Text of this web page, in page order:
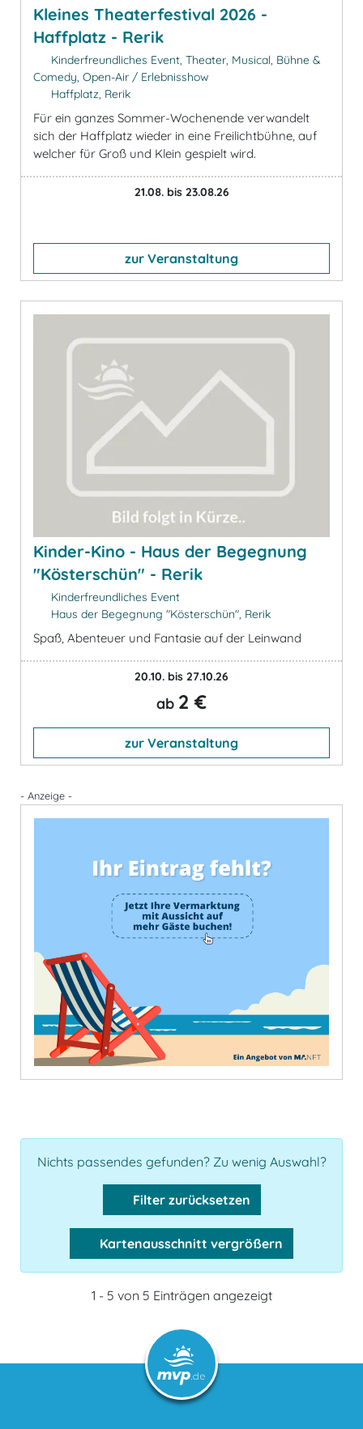
Kleines Theaterfestival 2026 -
Haffplatz - Rerik
Kinderfreundliches Event, Theater, Musical, Bühne &
Comedy, Open-Air / Erlebnisshow
Haffplatz, Rerik
Für ein ganzes Sommer-Wochenende verwandelt
sich der Haffplatz wieder in eine Freilichtbühne, auf
welcher für Groß und Klein gespielt wird.
21.08. bis 23.08.26
zur Veranstaltung
Kinder-Kino - Haus der Begegnung
"Kösterschün" - Rerik
Kinderfreundliches Event
Haus der Begegnung "Kösterschün", Rerik
Spaß, Abenteuer und Fantasie auf der Leinwand
20.10. bis 27.10.26
ab 2 €
zur Veranstaltung
- Anzeige -
Nichts passendes gefunden? Zu wenig Auswahl?
Filter zurücksetzen
Kartenausschnitt vergrößern
1 - 5 von 5 Einträgen angezeigt